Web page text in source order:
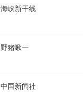
海峡新干线
野猪啾一
中国新闻社